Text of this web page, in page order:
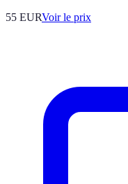
55 EURVoir le prix